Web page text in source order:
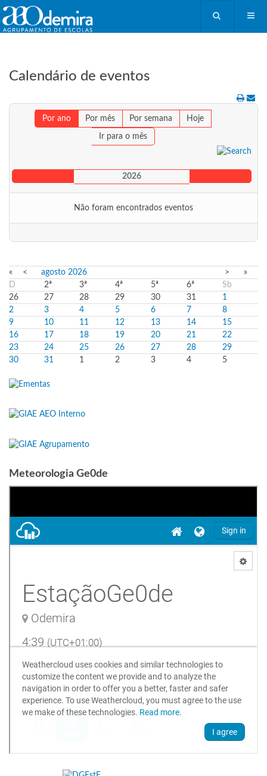
Calendário de eventos
Por ano Por mês Por semana Hoje
Ir para o mês
2026
Não foram encontrados eventos
Pagination List Limit
« < agosto 2026 >
»
D
2ª 3ª 4ª 5ª 6ª
Sb
26
27 28 29 30 31
1
2
3 4 5 6 7
8
9
10 11 12 13 14
15
16
17 18 19 20 21
22
23
24 25 26 27 28
29
30
31 1 2 3 4 5
Meteorologia Ge0de